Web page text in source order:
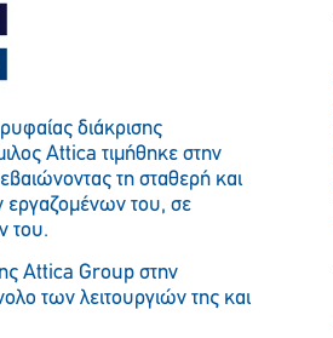
διάκρισης
Attica τιμήθηκε στην
τη σταθερή και
εργαζομένων του, σε
του.
Attica Group στην
των λειτουργιών της και